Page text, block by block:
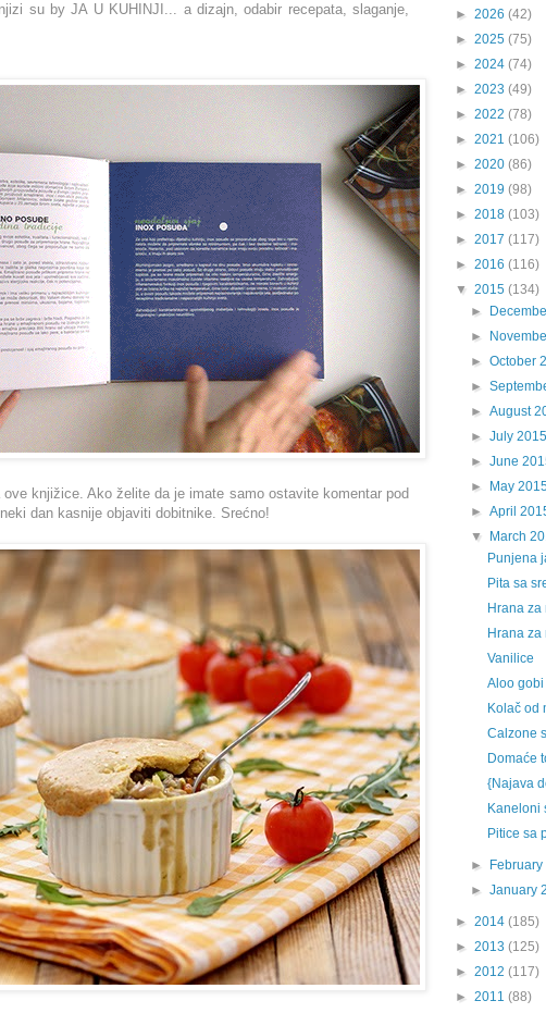
su by JA U KUHINJI... a dizajn, odabir recepata, slaganje,
knjižice. Ako želite da je imate samo ostavite komentar pod
dan kasnije objaviti dobitnike. Srećno!
► 2026 (42)
► 2025 (75)
► 2024 (74)
► 2023 (49)
► 2022 (78)
► 2021 (106)
► 2020 (86)
► 2019 (98)
► 2018 (103)
► 2017 (117)
► 2016 (116)
▼ 2015 (134)
►
►
►October
►
►August
►July
►June
►
May
►April
▼
March
Punjena
Pita sa
Hrana
Hrana
Vanilice
Aloo gobi
Kolač od
Calzone
Domaće
{Najava
Kaneloni
Pitice sa
►
►January
► 2014 (185)
► 2013 (125)
► 2012 (117)
► 2011 (88)